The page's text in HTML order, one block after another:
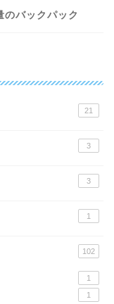
バックパック
21
3
3
1
102
1
1